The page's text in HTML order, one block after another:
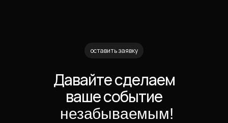
Давайте сделаем
ваше событие
незабываемым!
оставить заявку